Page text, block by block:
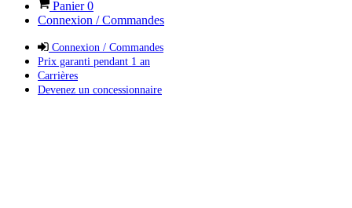
Panier0
Connexion / Commandes
Connexion / Commandes
Prix garanti pendant 1 an
Carrières
Devenez un concessionnaire